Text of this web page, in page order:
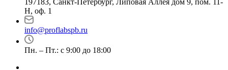
197183, Санкт-Петербург, Липовая Аллея дом 9, пом. 11-
Н, оф. 1
info@proflabspb.ru
Пн. – Пт.: с 9:00 до 18:00